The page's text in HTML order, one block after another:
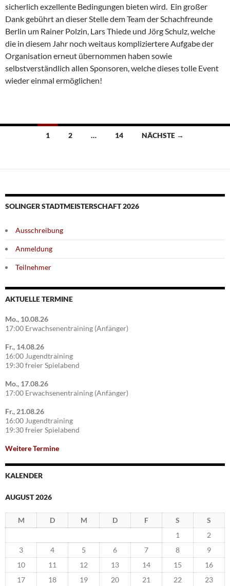
sicherlich exzellente Bedingungen bieten wird. Ein großer
Dank gebührt an dieser Stelle dem Team der Schachfreunde
Berlin um Rainer Polzin, Lars Thiede und Jörg Schulz, welche
die in diesem Jahr noch weitaus kompliziertere Aufgabe der
Organisation erneut übernommen haben sowie
selbstverständlich allen Sponsoren, welche dieses tolle Event
wieder einmal ermöglichen!
Beitragsnavigation
1 2 … 14 NÄCHSTE →
SOLINGER STADTMEISTERSCHAFT 2026
Ausschreibung
Anmeldung
Teilnehmer
AKTUELLE TERMINE
Mo., 10.08.26
17:00 Erwachsenentraining (Anfänger)
Fr., 14.08.26
16:00 Jugendtraining
19:30 freier Spielabend
Mo., 17.08.26
17:00 Erwachsenentraining (Anfänger)
Fr., 21.08.26
16:00 Jugendtraining
19:30 freier Spielabend
Weitere Termine
KALENDER
AUGUST 2026
M D M D F S
S
1
2
3
4 5 6 7 8
9
10
11 12 13 14 15
16
17
18 19 20 21 22
23